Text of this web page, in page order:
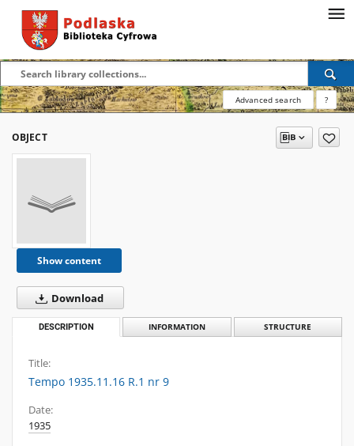
Advanced search ?
OBJECT
Show content
Download
DESCRIPTION INFORMATION STRUCTURE
Title:
Tempo 1935.11.16 R.1 nr 9
Date:
1935